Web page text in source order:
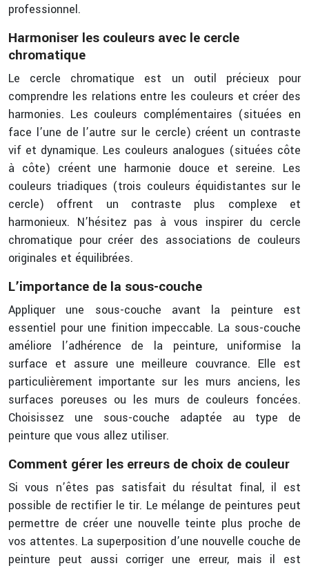
professionnel.
Harmoniser les couleurs avec le cercle
chromatique
Le cercle chromatique est un outil précieux pour
comprendre les relations entre les couleurs et créer des
harmonies. Les couleurs complémentaires (situées en
face l’une de l’autre sur le cercle) créent un contraste
vif et dynamique. Les couleurs analogues (situées côte
à côte) créent une harmonie douce et sereine. Les
couleurs triadiques (trois couleurs équidistantes sur le
cercle) offrent un contraste plus complexe et
harmonieux. N’hésitez pas à vous inspirer du cercle
chromatique pour créer des associations de couleurs
originales et équilibrées.
L’importance de la sous-couche
Appliquer une sous-couche avant la peinture est
essentiel pour une finition impeccable. La sous-couche
améliore l’adhérence de la peinture, uniformise la
surface et assure une meilleure couvrance. Elle est
particulièrement importante sur les murs anciens, les
surfaces poreuses ou les murs de couleurs foncées.
Choisissez une sous-couche adaptée au type de
peinture que vous allez utiliser.
Comment gérer les erreurs de choix de couleur
Si vous n’êtes pas satisfait du résultat final, il est
possible de rectifier le tir. Le mélange de peintures peut
permettre de créer une nouvelle teinte plus proche de
vos attentes. La superposition d’une nouvelle couche de
peinture peut aussi corriger une erreur, mais il est